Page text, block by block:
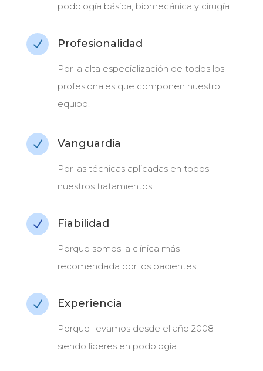
podología básica, biomecánica y cirugía.
N Profesionalidad
Por la alta especialización de todos los
profesionales que componen nuestro
equipo.
N Vanguardia
Por las técnicas aplicadas en todos
nuestros tratamientos.
N Fiabilidad
Porque somos la clínica más
recomendada por los pacientes.
N Experiencia
Porque llevamos desde el año 2008
siendo líderes en podología.